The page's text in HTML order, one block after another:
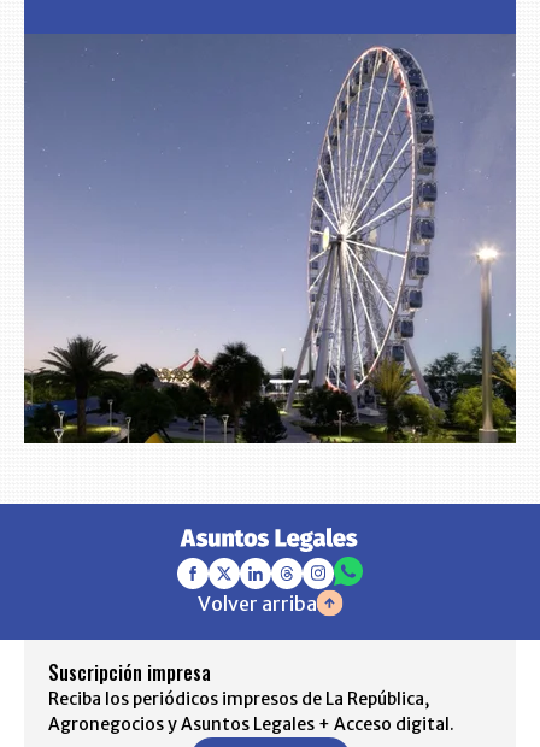
Volver arriba
Suscripción impresa
Reciba los periódicos impresos de La República,
Agronegocios y Asuntos Legales + Acceso digital.